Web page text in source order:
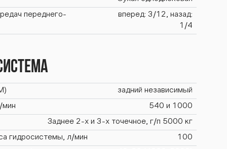
переднего-
вперед: 3/12, назад:
1/4
задний независимый
мин 540 и 1000
Заднее 2-х и 3-х точечное, г/п 5000 кг
гидросистемы, л/мин 100